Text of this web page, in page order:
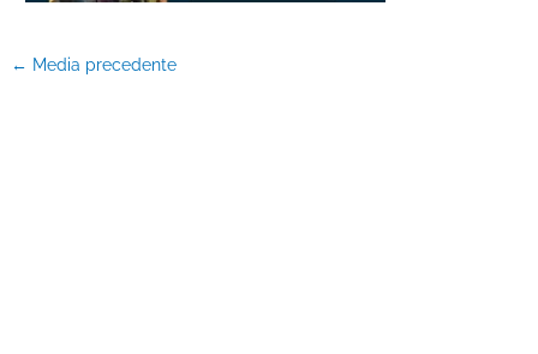
← Media precedente